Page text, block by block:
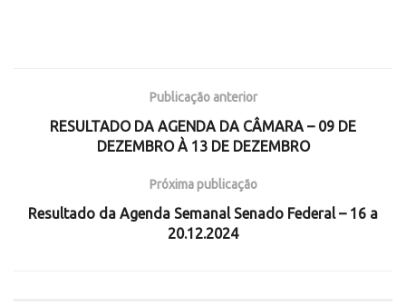
Publicação anterior
RESULTADO DA AGENDA DA CÂMARA – 09 DE
DEZEMBRO À 13 DE DEZEMBRO
Próxima publicação
Resultado da Agenda Semanal Senado Federal – 16 a
20.12.2024